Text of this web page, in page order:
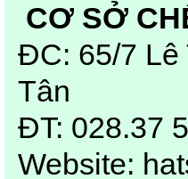
Hạt sen sấy 500g
CƠ SỞ
ĐC: 65/7 Lê
Tân
ĐT: 028.37
Website: